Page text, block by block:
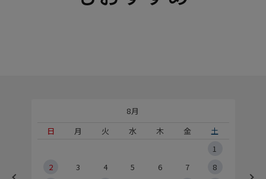
8月
日
月 火 水 木 金
土
1
2
3 4 5 6 7
8